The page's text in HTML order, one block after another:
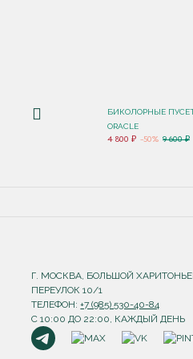
БИКОЛОРНЫЕ
ORACLE
4 800 ₽ -50% 9 600 ₽
Г. МОСКВА, БОЛЬШОЙ
ПЕРЕУЛОК 10/1
ТЕЛЕФОН:+7 (985) 530-40-84
С 10:00 ДО 22:00, КАЖДЫЙ ДЕНЬ